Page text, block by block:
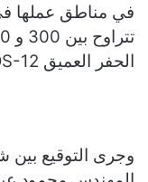
في مناطق عملها
الحفر العميق DS-12 التابعة لشركة فالاريس.
وجرى التوقيع